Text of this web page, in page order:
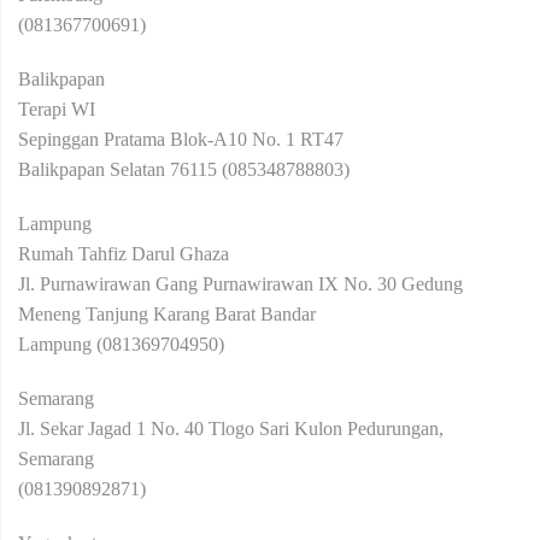
(081367700691)
Balikpapan
Terapi WI
Sepinggan Pratama Blok-A10 No. 1 RT47
Balikpapan Selatan 76115 (085348788803)
Lampung
Rumah Tahfiz Darul Ghaza
Jl. Purnawirawan Gang Purnawirawan IX No. 30 Gedung
Meneng Tanjung Karang Barat Bandar
Lampung (081369704950)
Semarang
Jl. Sekar Jagad 1 No. 40 Tlogo Sari Kulon Pedurungan,
Semarang
(081390892871)